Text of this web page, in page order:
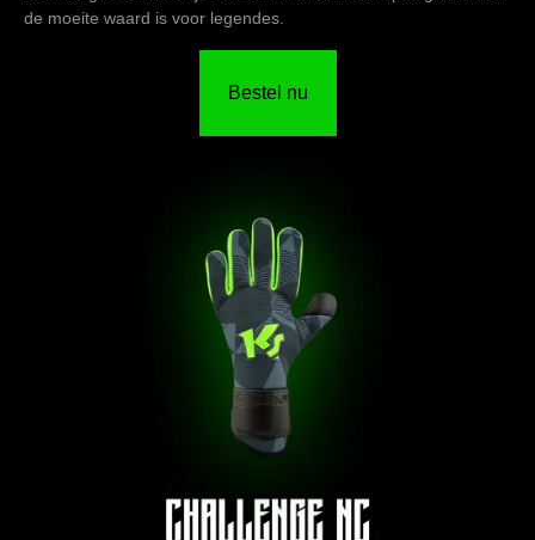
de moeite waard is voor legendes.
Bestel nu